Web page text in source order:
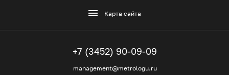
Карта сайта
+7 (3452) 90-09-09
management@metrologu.ru